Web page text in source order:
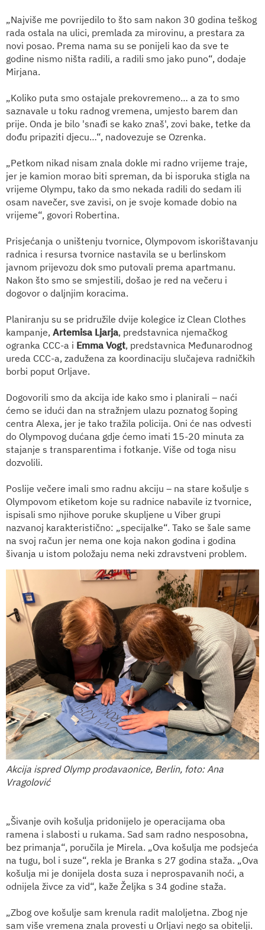
„Najviše me povrijedilo to što sam nakon 30 godina teškog
rada ostala na ulici, premlada za mirovinu, a prestara za
novi posao. Prema nama su se ponijeli kao da sve te
godine nismo ništa radili, a radili smo jako puno“, dodaje
Mirjana.
„Koliko puta smo ostajale prekovremeno… a za to smo
saznavale u toku radnog vremena, umjesto barem dan
prije. Onda je bilo 'snađi se kako znaš', zovi bake, tetke da
dođu pripaziti djecu…“, nadovezuje se Ozrenka.
„Petkom nikad nisam znala dokle mi radno vrijeme traje,
jer je kamion morao biti spreman, da bi isporuka stigla na
vrijeme Olympu, tako da smo nekada radili do sedam ili
osam navečer, sve zavisi, on je svoje komade dobio na
vrijeme“, govori Robertina.
Prisjećanja o uništenju tvornice, Olympovom iskorištavanju
radnica i resursa tvornice nastavila se u berlinskom
javnom prijevozu dok smo putovali prema apartmanu.
Nakon što smo se smjestili, došao je red na večeru i
dogovor o daljnjim koracima.
Planiranju su se pridružile dvije kolegice iz Clean Clothes
kampanje, Artemisa Ljarja, predstavnica njemačkog
ogranka CCC-a i Emma Vogt, predstavnica Međunarodnog
ureda CCC-a, zadužena za koordinaciju slučajeva radničkih
borbi poput Orljave.
Dogovorili smo da akcija ide kako smo i planirali – naći
ćemo se idući dan na stražnjem ulazu poznatog šoping
centra Alexa, jer je tako tražila policija. Oni će nas odvesti
do Olympovog dućana gdje ćemo imati 15-20 minuta za
stajanje s transparentima i fotkanje. Više od toga nisu
dozvolili.
Poslije večere imali smo radnu akciju – na stare košulje s
Olympovom etiketom koje su radnice nabavile iz tvornice,
ispisali smo njihove poruke skupljene u Viber grupi
nazvanoj karakteristično: „specijalke“. Tako se šale same
na svoj račun jer nema one koja nakon godina i godina
šivanja u istom položaju nema neki zdravstveni problem.
Akcija ispred Olymp prodavaonice, Berlin, foto: Ana
Vragolović
„Šivanje ovih košulja pridonijelo je operacijama oba
ramena i slabosti u rukama. Sad sam radno nesposobna,
bez primanja“, poručila je Mirela. „Ova košulja me podsjeća
na tugu, bol i suze“, rekla je Branka s 27 godina staža. „Ova
košulja mi je donijela dosta suza i neprospavanih noći, a
odnijela živce za vid“, kaže Željka s 34 godine staža.
„Zbog ove košulje sam krenula radit maloljetna. Zbog nje
sam više vremena znala provesti u Orljavi nego sa obitelji.